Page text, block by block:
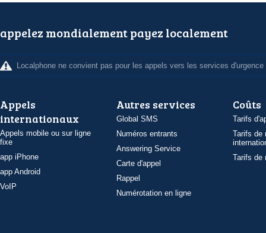
appelez mondialement payez localement
Localphone ne convient pas pour les appels vers les services d'urgence
Appels
internationaux
Appels mobile ou sur ligne
fixe
app iPhone
app Android
VoIP
Autres services
Global SMS
Numéros entrants
Answering Service
Carte d'appel
Rappel
Numérotation en ligne
Coûts
Tarifs
Tarifs de
Tarifs de